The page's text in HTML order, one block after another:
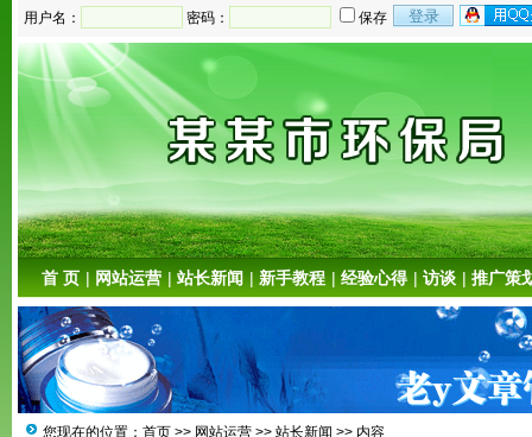
用户名： 密码： 保存
首 页 | 网站运营 |站长新闻 | 新手教程 | 经验心得 | 访谈 | 推广策
您现在的位置： 首页 >> 网站运营 >> 站长新闻 >> 内容